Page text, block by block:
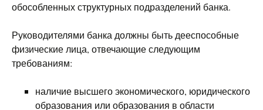
обособленных структурных подразделений банка.
Руководителями банка должны быть дееспособные
физические лица, отвечающие следующим
требованиям:
наличие высшего экономического, юридического
образования или образования в области